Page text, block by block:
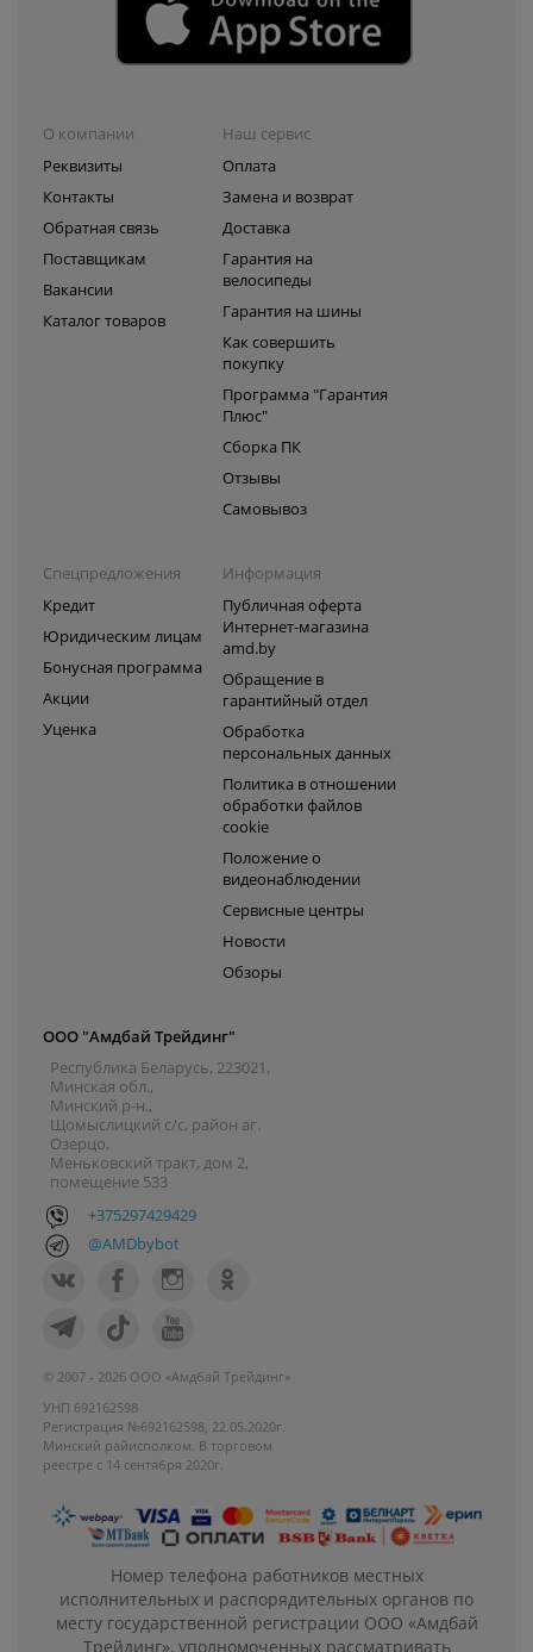
О компании
Реквизиты
Контакты
Обратная связь
Поставщикам
Вакансии
Каталог товаров
Наш сервис
Оплата
Замена и возврат
Доставка
Гарантия на
велосипеды
Гарантия на шины
Как совершить
покупку
Программа "Гарантия
Плюс"
Сборка ПК
Отзывы
Самовывоз
Спецпредложения
Кредит
Юридическим лицам
Бонусная программа
Акции
Уценка
Информация
Публичная оферта
Интернет-магазина
amd.by
Обращение в
гарантийный отдел
Обработка
персональных данных
Политика в отношении
обработки файлов
cookie
Положение о
видеонаблюдении
Сервисные центры
Новости
Обзоры
ООО "Амдбай Трейдинг"
Республика Беларусь, 223021,
Минская обл.,
Минский р-н.,
Щомыслицкий с/с, район аг.
Озерцо,
Меньковский тракт, дом 2,
помещение 533
+375297429429
@AMDbybot
© 2007 - 2026 ООО «Амдбай Трейдинг»
УНП 692162598
Регистрация №692162598, 22.05.2020г.
Минский райисполком. В торговом
реестре с 14 сентября 2020г.
Номер телефона работников местных
исполнительных и распорядительных органов по
месту государственной регистрации ООО «Амдбай
Трейдинг», уполномоченных рассматривать